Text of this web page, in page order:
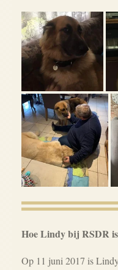
Hoe Lindy bij RSDR
Op 11 juni 2017 is